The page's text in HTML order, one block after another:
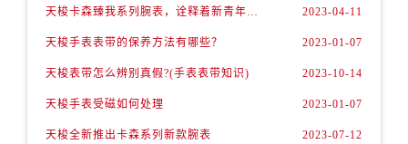
天梭卡森臻我系列腕表，诠释着新青年的生活态度 2023-04-11
天梭手表表带的保养方法有哪些？ 2023-01-07
天梭表带怎么辨别真假?(手表表带知识) 2023-10-14
天梭手表受磁如何处理 2023-01-07
天梭全新推出卡森系列新款腕表 2023-07-12